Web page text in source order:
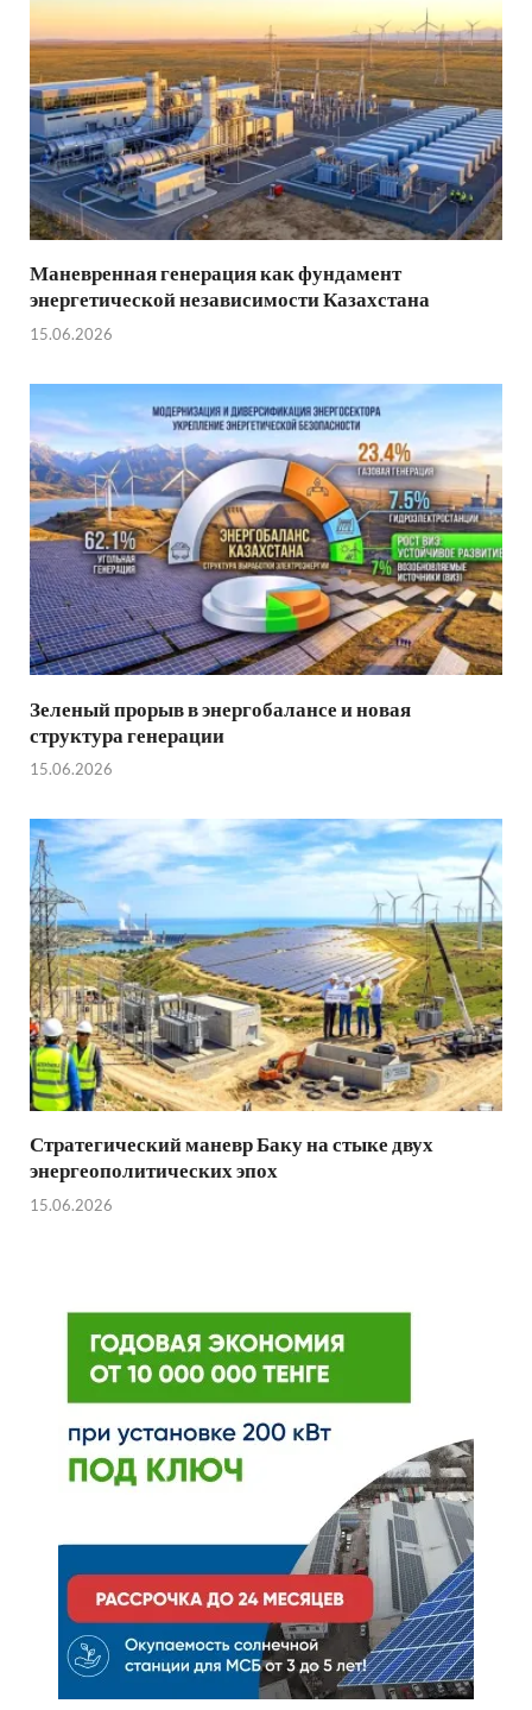
Маневренная генерация как фундамент
энергетической независимости Казахстана
15.06.2026
Зеленый прорыв в энергобалансе и новая
структура генерации
15.06.2026
Стратегический маневр Баку на стыке двух
энергеополитических эпох
15.06.2026